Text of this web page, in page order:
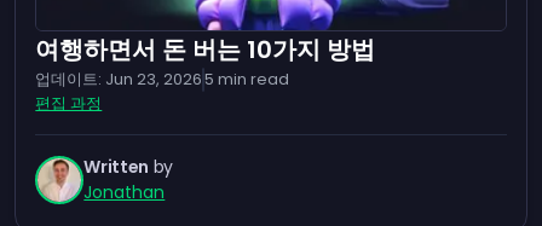
여행하면서 돈 버는 10가지 방법
업데이트: Jun 23, 20265 min read
편집 과정
Written by
Jonathan